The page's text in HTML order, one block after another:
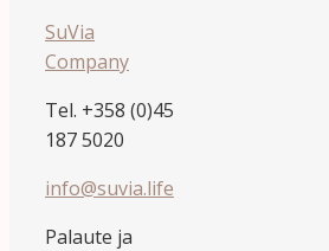
SuVia
Company
Tel. +358 (0)45
187 5020
info@suvia.life
Palaute ja